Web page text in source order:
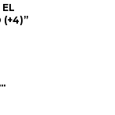
(+4)”